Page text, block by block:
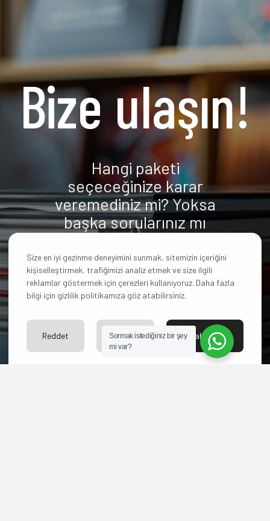
Bize ulaşın!
Hangi paketi
seçeceğinize karar
veremediniz mi? Yoksa
başka sorularınız mı
var?
Bize ulaşın merakınızı
giderelim.
İLETİŞİM
Size en iyi gezinme deneyimini sunmak, sitemizin içeriğini
kişiselleştirmek, trafiğimizi analiz etmek ve size ilgili
reklamlar göstermek için çerezleri kullanıyoruz. Daha fazla
bilgi için gizlilik politikamıza göz atabilirsiniz.
Kabul Et
Ayarlar
Reddet
Sormak istediğiniz bir şey
mi var?